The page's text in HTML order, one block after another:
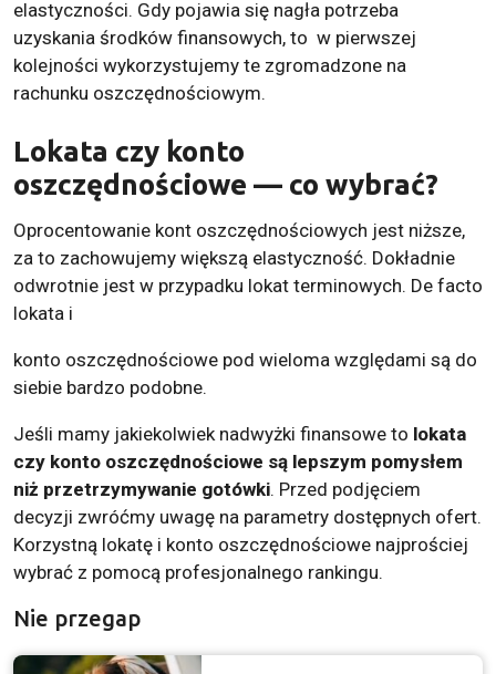
elastyczności. Gdy pojawia się nagła potrzeba
uzyskania środków finansowych, to w pierwszej
kolejności wykorzystujemy te zgromadzone na
rachunku oszczędnościowym.
Lokata czy konto
oszczędnościowe — co wybrać?
Oprocentowanie kont oszczędnościowych jest niższe,
za to zachowujemy większą elastyczność. Dokładnie
odwrotnie jest w przypadku lokat terminowych. De facto
lokata i
konto oszczędnościowe pod wieloma względami są do
siebie bardzo podobne.
Jeśli mamy jakiekolwiek nadwyżki finansowe to lokata
czy konto oszczędnościowe są lepszym pomysłem
niż przetrzymywanie gotówki. Przed podjęciem
decyzji zwróćmy uwagę na parametry dostępnych ofert.
Korzystną lokatę i konto oszczędnościowe najprościej
wybrać z pomocą profesjonalnego rankingu.
Nie przegap